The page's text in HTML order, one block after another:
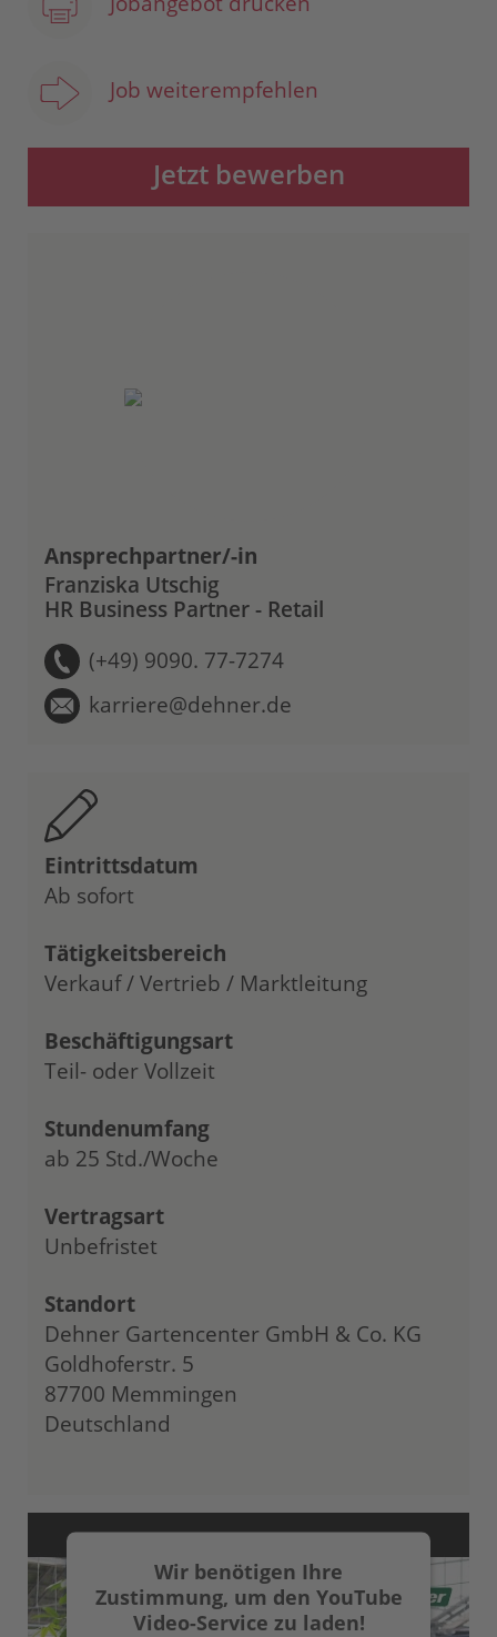
Job weiterempfehlen
Jetzt bewerben
Ansprechpartner/-in
Franziska Utschig
HR Business Partner - Retail
(+49) 9090. 77-7274
karriere@dehner.de
Eintrittsdatum
Ab sofort
Tätigkeitsbereich
Verkauf / Vertrieb / Marktleitung
Beschäftigungsart
Teil- oder Vollzeit
Stundenumfang
ab 25 Std./Woche
Vertragsart
Unbefristet
Standort
Dehner Gartencenter GmbH & Co. KG
Goldhoferstr. 5
87700 Memmingen
Deutschland
Wir benötigen Ihre
Zustimmung, um den YouTube
Video-Service zu laden!